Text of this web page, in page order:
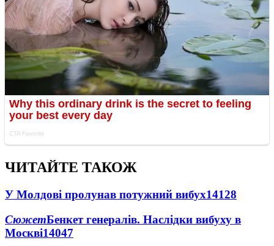
ЧИТАЙТЕ ТАКОЖ
У Молдові пролунав потужний вибух14128
СюжетБенкет генералів. Наслідки вибуху в
Москві14047